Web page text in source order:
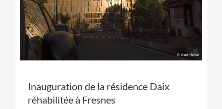
Inauguration de la résidence Daix
réhabilitée à Fresnes